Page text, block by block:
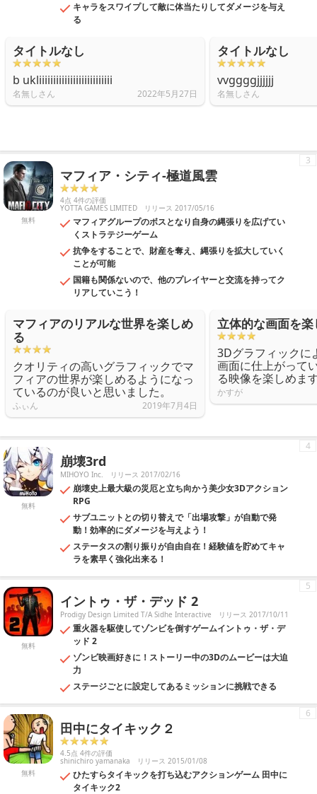
キャラをスワイプして敵に体当たりしてダメージを与え
る
タイトルなし
b ukliiiiiiiiiiiiiiiiiiiiiiiiii
名無しさん 2022年5月27日
タイトルなし
vvggggjjjjjj
名無しさん
無料
マフィア・シティ-極道風雲
4点 4件の評価
YOTTA GAMES LIMITED リリース 2017/05/16
マフィアグループのボスとなり自身の縄張りを広げてい
くストラテジーゲーム
抗争をすることで、財産を奪え、縄張りを拡大していく
ことが可能
国籍も関係ないので、他のプレイヤーと交流を持ってク
リアしていこう！
3
マフィアのリアルな世界を楽しめ
る
クオリティの高いグラフィックでマ
フィアの世界が楽しめるようになっ
ているのが良いと思いました。
ふぃん 2019年7月4日
立体的な画面を楽
3Dグラフィックに
画面に仕上がって
る映像を楽しめま
かすが
無料
崩壊3rd
MIHOYO Inc. リリース 2017/02/16
崩壊史上最大級の災厄と立ち向かう美少女3Dアクション
RPG
サブユニットとの切り替えで「出場攻撃」が自動で発
動！効率的にダメージを与えよう！
ステータスの割り振りが自由自在！経験値を貯めてキャ
ラを素早く強化出来る！
4
無料
イントゥ・ザ・デッド 2
Prodigy Design Limited T/A Sidhe Interactive リリース 2017/10/11
重火器を駆使してゾンビを倒すゲームイントゥ・ザ・デ
ッド 2
ゾンビ映画好きに！ストーリー中の3Dのムービーは大迫
力
ステージごとに設定してあるミッションに挑戦できる
5
無料
田中にタイキック２
4.5点 4件の評価
shinichiro yamanaka リリース 2015/01/08
ひたすらタイキックを打ち込むアクションゲーム 田中に
タイキック2
6